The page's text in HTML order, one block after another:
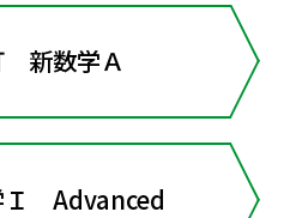
新数学Ａ
Advanced